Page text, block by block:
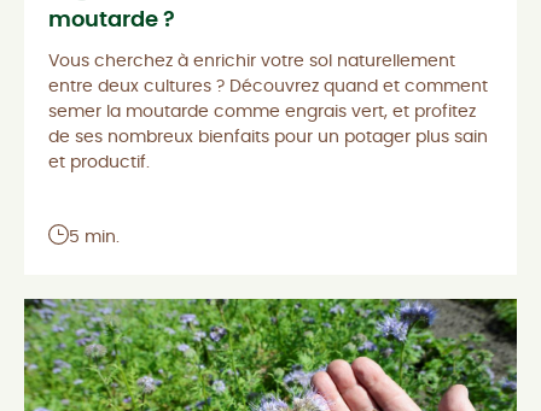
moutarde ?
Vous cherchez à enrichir votre sol naturellement
entre deux cultures ? Découvrez quand et comment
semer la moutarde comme engrais vert, et profitez
de ses nombreux bienfaits pour un potager plus sain
et productif.
5 min.